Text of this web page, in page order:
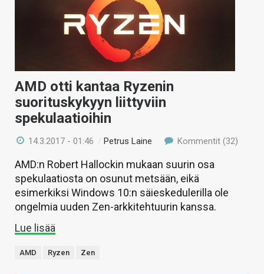
HAKU
AMD otti kantaa Ryzenin
suorituskykyyn liittyviin
spekulaatioihin
14.3.2017 - 01:46 /Petrus Laine Kommentit (32)
AMD:n Robert Hallockin mukaan suurin osa
spekulaatiosta on osunut metsään, eikä
esimerkiksi Windows 10:n säieskedulerilla ole
ongelmia uuden Zen-arkkitehtuurin kanssa.
Lue lisää
AMD Ryzen Zen